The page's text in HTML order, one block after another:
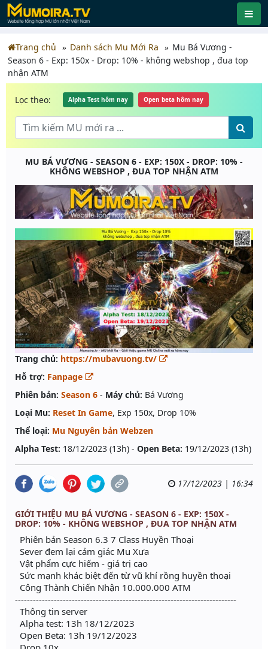
Trang chủ Danh sách Mu Mới Ra
Mu Bá Vương -
Season 6 - Exp: 150x - Drop: 10% - không webshop , đua top
nhận ATM
Lọc theo: Alpha Test hôm nay Open beta hôm nay
MU BÁ VƯƠNG - SEASON 6 - EXP: 150X - DROP: 10% -
KHÔNG WEBSHOP , ĐUA TOP NHẬN ATM
Trang chủ: https://mubavuong.tv/
Hỗ trợ: Fanpage
Phiên bản: Season 6 - Máy chủ: Bá Vương
Loại Mu: Reset In Game, Exp 150x, Drop 10%
Thể loại: Mu Nguyên bản Webzen
Alpha Test: 18/12/2023 (13h) - Open Beta: 19/12/2023 (13h)
17/12/2023 | 16:34
GIỚI THIỆU MU BÁ VƯƠNG - SEASON 6 - EXP: 150X -
DROP: 10% - KHÔNG WEBSHOP , ĐUA TOP NHẬN ATM
Phiên bản Season 6.3 7 Class Huyền Thoại
Sever đem lại cảm giác Mu Xưa
Vật phẩm cực hiếm - giá trị cao
Sức mạnh khác biệt đến từ vũ khí rồng huyền thoại
Công Thành Chiến Nhận 10.000.000 ATM
--------------------------------------------------------------------------
Thông tin server
Alpha test: 13h 18/12/2023
Open Beta: 13h 19/12/2023